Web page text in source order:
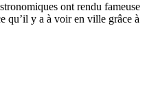
ont rendu fameuse
qu’il y a à voir en ville grâce à